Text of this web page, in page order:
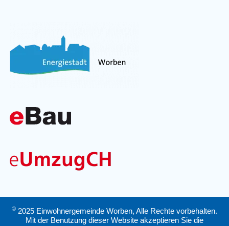
© 2025 Einwohnergemeinde Worben, Alle Rechte vorbehalten.
Mit der Benutzung dieser Website akzeptieren Sie die